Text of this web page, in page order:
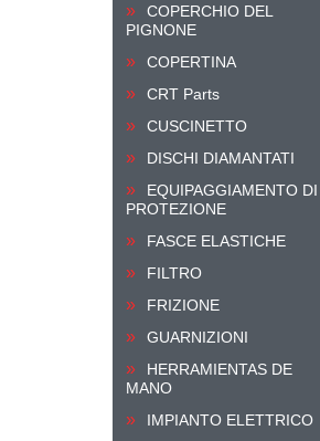
COPERCHIO DEL
PIGNONE
COPERTINA
CRT Parts
CUSCINETTO
DISCHI DIAMANTATI
EQUIPAGGIAMENTO DI
PROTEZIONE
FASCE ELASTICHE
FILTRO
FRIZIONE
GUARNIZIONI
HERRAMIENTAS DE
MANO
IMPIANTO ELETTRICO